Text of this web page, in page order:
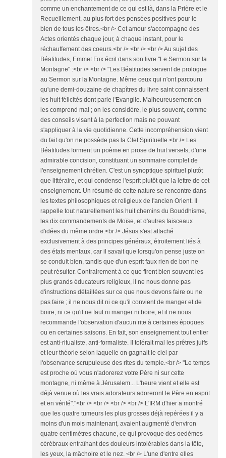
comme un enchantement de ce qui est là, dans la Prière et le
Recueillement, au plus fort des pensées positives pour le
bien de tous les êtres.<br /> Cet amour s'accompagne des
Actes orientés chaque jour, à chaque instant, pour le
réchauffement des coeurs.<br /> <br /> <br /> Au sujet des
Béatitudes, Emmet Fox écrit dans son livre "Le Sermon sur la
Montagne" :<br /> <br /> "Les Béatitudes servent de prologue
au Sermon sur la Montagne. Même ceux qui n'ont parcouru
qu'une demi-douzaine de chapîtres du livre saint connaissent
les huit félicités dont parle l'Evangile. Malheureusement on
les comprend mal ; on les considère, le plus souvent, comme
des conseils visant à la perfection mais ne pouvant
s'appliquer à la vie quotidienne. Cette incompréhension vient
du fait qu'on ne possède pas la Clef Spirituelle.<br /> Les
Béatitudes forment un poème en prose de huit versets, d'une
admirable concision, constituant un sommaire complet de
l'enseignement chrétien. C'est un synoptique spirituel plutôt
que littéraire, et qui condense l'esprit plutôt que la lettre de cet
enseignement. Un résumé de cette nature se rencontre dans
les textes philosophiques et religieux de l'ancien Orient. Il
rappelle tout naturellement les huit chemins du Bouddhisme,
les dix commandements de Moïse, et d'autres faisceaux
d'idées du même ordre.<br /> Jésus s'est attaché
exclusivement à des principes généraux, étroitement liés à
des états mentaux, car il savait que lorsqu'on pense juste on
se conduit bien, tandis que d'un esprit faux rien de bon ne
peut résulter. Contrairement à ce que firent bien souvent les
plus grands éducateurs religieux, il ne nous donne pas
d'instructions détaillées sur ce que nous devons faire ou ne
pas faire ; il ne nous dit ni ce qu'il convient de manger et de
boire, ni ce qu'il ne faut ni manger ni boire, et il ne nous
recommande l'observation d'aucun rite à certaines époques
ou en certaines saisons. En fait, son enseignement tout entier
est anti-ritualiste, anti-formaliste. Il tolérait mal les prêtres juifs
et leur théorie selon laquelle on gagnait le ciel par
l'observance scrupuleuse des rites du temple.<br /> "Le temps
est proche où vous n'adorerez votre Père ni sur cette
montagne, ni même à Jérusalem... L'heure vient et elle est
déjà venue où les vrais adorateurs adoreront le Père en esprit
et en vérité"."<br /> <br /> <br /> <br /> L'IRM d'hier a montré
que les quatre tumeurs les plus grosses déjà repérées il y a
moins d'un mois maintenant, avaient augmenté d'environ
quatre centimètres chacune, ce qui provoque des oedèmes
cérébraux entraînant des douleurs intolérables dans la tête,
les yeux, la mâchoire et le nez. <br /> L'une d'entre elles